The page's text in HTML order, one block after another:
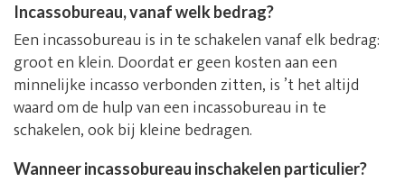
Incassobureau, vanaf welk bedrag?
Een incassobureau is in te schakelen vanaf elk bedrag:
groot en klein. Doordat er geen kosten aan een
minnelijke incasso verbonden zitten, is ’t het altijd
waard om de hulp van een incassobureau in te
schakelen, ook bij kleine bedragen.
Wanneer incassobureau inschakelen particulier?